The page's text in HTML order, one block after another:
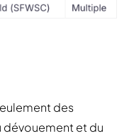
des
dévouement et du